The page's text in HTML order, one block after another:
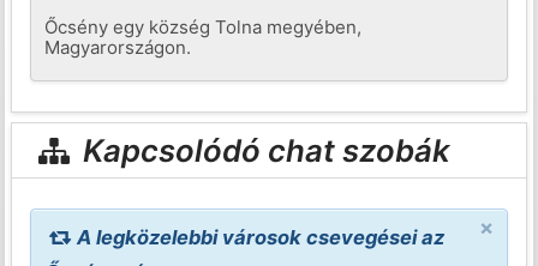
Őcsény egy község Tolna megyében,
Magyarországon.
Kapcsolódó chat szobák
×
A legközelebbi városok csevegései az